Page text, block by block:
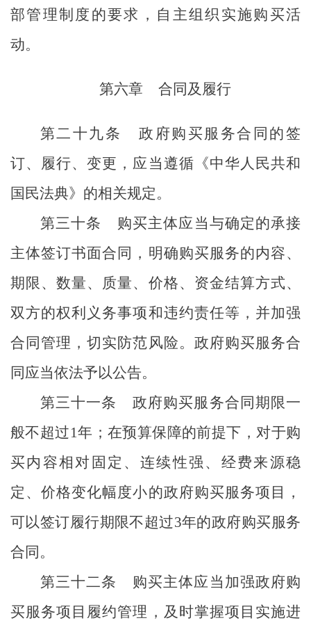
部管理制度的要求，自主组织实施购买活
动。
第六章 合同及履行
第二十九条
政府购买服务合同的签
订、履行、变更，应当遵循《中华人民共和
国 民法典》的相关规定。
第三十条
购买主体应当与确定的承接
主体签订书面合同，明确购买服务的内容、
期限、数量、质量、价格、资金结算方式、
双方的权利义务事项和违约责任等，并加强
合同管理，切实防范风险。政府购买服务合
同应当依法予以公告。
第三十一条
政府购买服务合同期限一
般不超过1年；在预算保障的前提下，对于购
买内容相对固定、连续性强、经费来源稳
定、价格变化幅度小的政府购买服务项目，
可以签订履行期限不超过3年的政府购买服务
合同。
第三十二条
购买主体应当加强政府购
买服务项目履约管理，及时掌握项目实施进